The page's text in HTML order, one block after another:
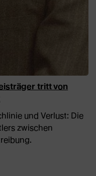
tritt von
und Verlust: Die
zwischen